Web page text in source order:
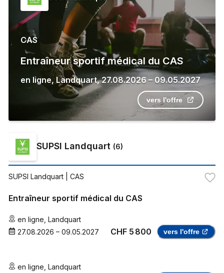
CAS
Entraîneur sportif médical du CAS
en ligne,Landquart,27.08.2026–09.05.2027
vers l'offre
SUPSI Landquart (6)
SUPSI Landquart | CAS
Entraîneur sportif médical du CAS
en ligne Landquart
27.08.2026 – 09.05.2027 CHF 5 800 vers l'offre
en ligne Landquart